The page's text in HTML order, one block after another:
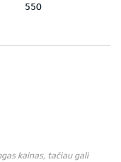
550
kainas, tačiau gali